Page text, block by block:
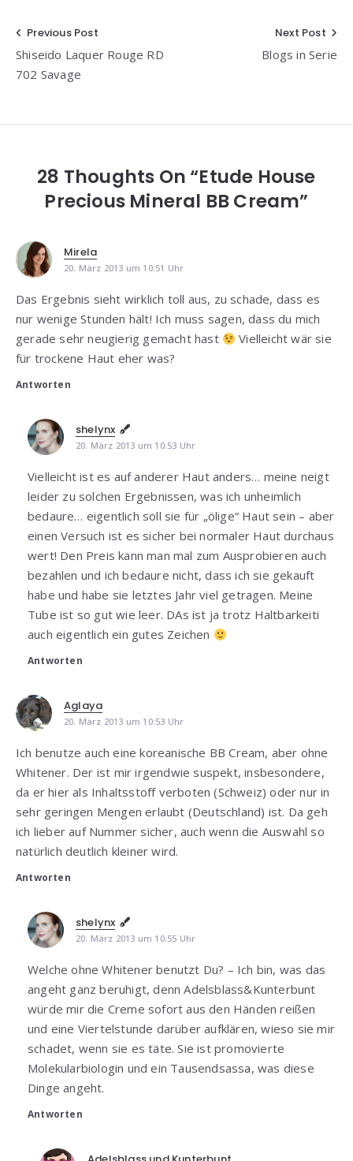
Beitragsnavigation
Previous Post
Shiseido Laquer Rouge RD
702 Savage
Next Post
Blogs in Serie
28 Thoughts On “Etude House
Precious Mineral BB Cream”
Mirela
20. März 2013 um 10:51 Uhr
Das Ergebnis sieht wirklich toll aus, zu schade, dass es
nur wenige Stunden hält! Ich muss sagen, dass du mich
gerade sehr neugierig gemacht hast
Vielleicht wär sie
für trockene Haut eher was?
Antworten
shelynx
20. März 2013 um 10:53 Uhr
Vielleicht ist es auf anderer Haut anders… meine neigt
leider zu solchen Ergebnissen, was ich unheimlich
bedaure… eigentlich soll sie für „ölige“ Haut sein – aber
einen Versuch ist es sicher bei normaler Haut durchaus
wert! Den Preis kann man mal zum Ausprobieren auch
bezahlen und ich bedaure nicht, dass ich sie gekauft
habe und habe sie letztes Jahr viel getragen. Meine
Tube ist so gut wie leer. DAs ist ja trotz Haltbarkeiti
auch eigentlich ein gutes Zeichen
Antworten
Aglaya
20. März 2013 um 10:53 Uhr
Ich benutze auch eine koreanische BB Cream, aber ohne
Whitener. Der ist mir irgendwie suspekt, insbesondere,
da er hier als Inhaltsstoff verboten (Schweiz) oder nur in
sehr geringen Mengen erlaubt (Deutschland) ist. Da geh
ich lieber auf Nummer sicher, auch wenn die Auswahl so
natürlich deutlich kleiner wird.
Antworten
shelynx
20. März 2013 um 10:55 Uhr
Welche ohne Whitener benutzt Du? – Ich bin, was das
angeht ganz beruhigt, denn Adelsblass&Kunterbunt
würde mir die Creme sofort aus den Händen reißen
und eine Viertelstunde darüber aufklären, wieso sie mir
schadet, wenn sie es täte. Sie ist promovierte
Molekularbiologin und ein Tausendsassa, was diese
Dinge angeht.
Antworten